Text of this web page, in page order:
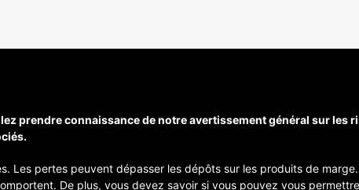
prendre connaissance de notre avertissement général sur les
Les pertes peuvent dépasser les dépôts sur les produits de
De plus, vous devez savoir si vous pouvez vous